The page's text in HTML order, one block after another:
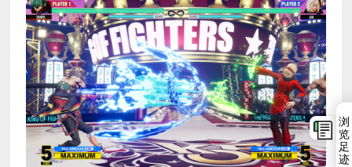
浏
览
足
迹